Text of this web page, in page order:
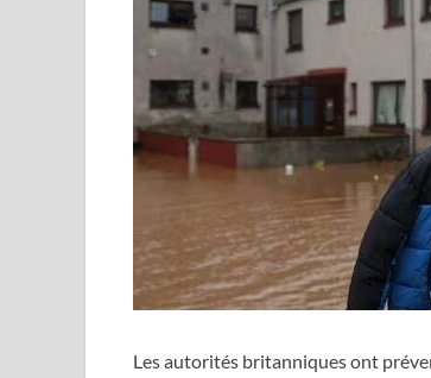
Les autorités britanniques ont